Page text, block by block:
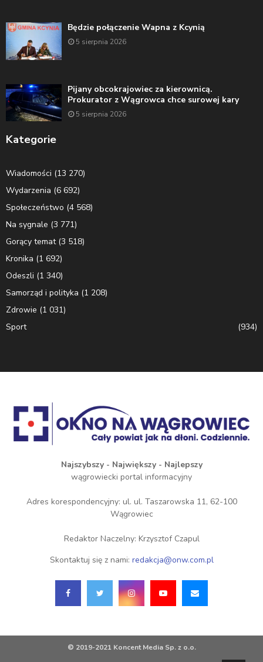
Będzie połączenie Wapna z Kcynią
5 sierpnia 2026
Pijany obcokrajowiec za kierownicą.
Prokurator z Wągrowca chce surowej kary
5 sierpnia 2026
Kategorie
Wiadomości (13 270)
Wydarzenia (6 692)
Społeczeństwo (4 568)
Na sygnale (3 771)
Gorący temat(3 518)
Kronika (1 692)
Odeszli (1 340)
Samorząd i polityka (1 208)
Zdrowie (1 031)
Sport
(934)
Najszybszy - Największy - Najlepszy
wągrowiecki portal informacyjny
Adres korespondencyjny: ul. ul. Taszarowska 11, 62-100
Wągrowiec
Redaktor Naczelny: Krzysztof Czapul
Skontaktuj się z nami: redakcja@onw.com.pl
© 2019-2021 Koncent Media Sp. z o.o.